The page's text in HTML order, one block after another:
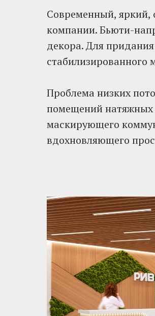
Современный,
компании. Бьюти-
декора. Для
стабилизированного
Проблема низких
помещений натяжных
маскирующего
вдохновляющего